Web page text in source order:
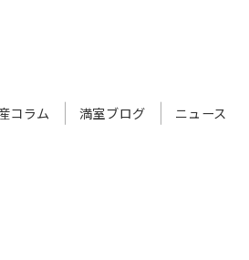
コラム 満室ブログ ニュース